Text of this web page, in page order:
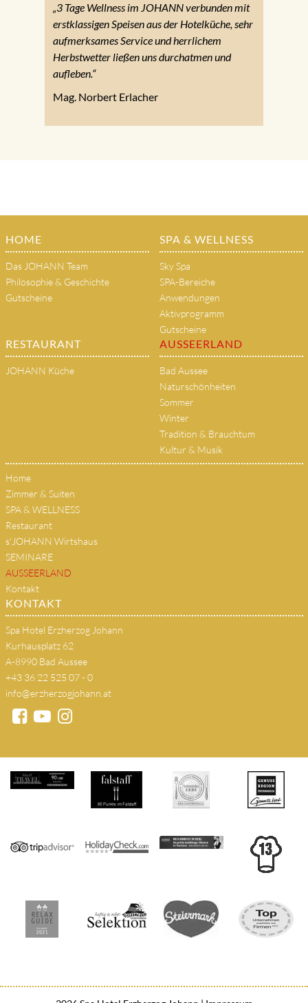
„3 Tage Wellness im JOHANN verbunden mit
erstklassigen Speisen aus der Hotelküche, sehr
aufmerksames Service und herrlichem
Herbstwetter ließen uns durchatmen und
aufleben.“
Mag. Norbert Erlacher
HOME
Das JOHANN Team
Philosophie & Geschichte
Gutscheine
SPA & WELLNESS
Sky Spa
SPA-Bereiche
Anwendungen
Aktivprogramm
Gutscheine
RESTAURANT
JOHANN Küche
AUSSEERLAND
Bad Aussee
Naturschönheiten
Sommer
Winter
Tradition & Brauchtum
Kultur & Musik
Home
Zimmer & Suiten
SPA & WELLNESS
Restaurant
s'JOHANN Wirtshaus
SEMINARE
AUSSEERLAND
Kontakt
KONTAKT
Spa Hotel Erzherzog Johann
Kurhausplatz 62
A-8990 Bad Aussee
+43 36 22 525 07 - 0
info@erzherzogjohann.at